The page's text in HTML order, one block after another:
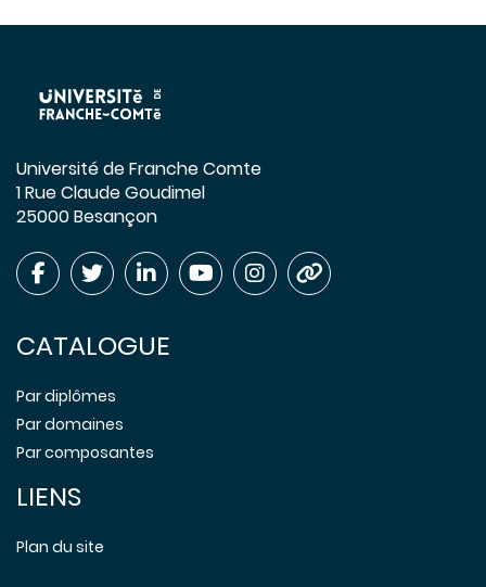
Université de Franche Comte
1 Rue Claude Goudimel
25000 Besançon
CATALOGUE
Par diplômes
Par domaines
Par composantes
LIENS
Plan du site